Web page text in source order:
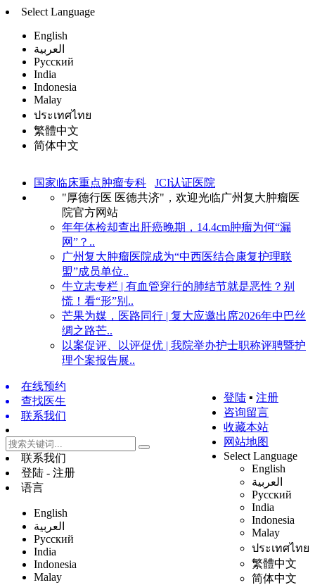
Select Language
English
العربية
Русский
India
Indonesia
Malay
ประเทศไทย
繁體中文
简体中文
国家临床重点肿瘤专科
JCI认证医院
"厚德行医 医德共济"，欢迎光临广州复大肿瘤医
院官方网站
年年体检却查出肝癌晚期，14.4cm肿瘤为何“漏
网”？..
广州复大肿瘤医院成为“中西医结合康复护理联
盟”成员单位..
牛立志专栏 | 有血管穿行的肺结节就是恶性？别
慌！看“形”别..
芒果为媒，医路同行 | 复大应邀出席2026年中巴丝
绸之路芒..
以案促评、以评促优 | 我院举办护士职称评聘暨护
理个案报告展..
登陆 ▪ 注册
咨询留言
收藏本站
网站地图
Select Language
English
العربية
Русский
India
Indonesia
Malay
ประเทศไทย
繁體中文
简体中文
在线预约
查找医生
联系我们
联系我们
登陆 - 注册
语言
English
العربية
Русский
India
Indonesia
Malay